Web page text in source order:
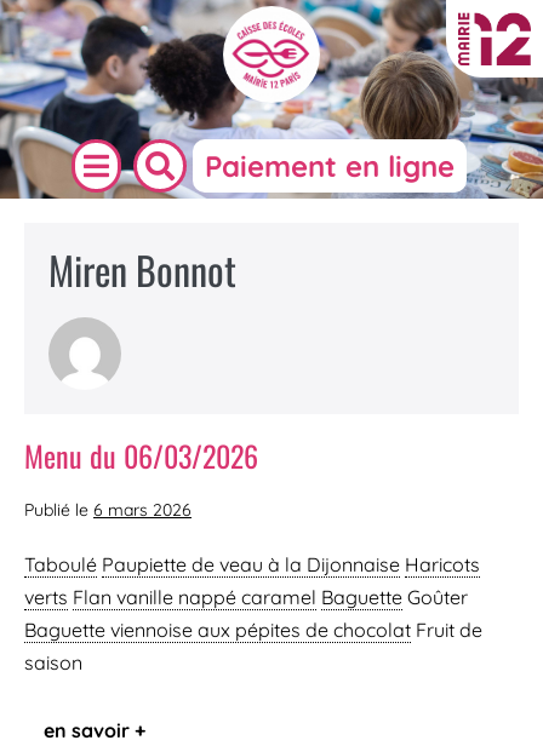
Paiement en ligne
Miren Bonnot
Menu du 06/03/2026
Publié le 6 mars 2026
Taboulé Paupiette de veau à la Dijonnaise Haricots
verts Flan vanille nappé caramel Baguette Goûter
Baguette viennoise aux pépites de chocolat Fruit de
saison
en savoir +